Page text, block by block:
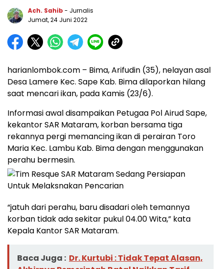
Ach. Sahib - Jurnalis
Jumat, 24 Juni 2022
harianlombok.com – Bima, Arifudin (35), nelayan asal
Desa Lamere Kec. Sape Kab. Bima dilaporkan hilang
saat mencari ikan, pada Kamis (23/6).
Informasi awal disampaikan Petugaa Pol Airud Sape,
kekantor SAR Mataram, korban bersama tiga
rekannya pergi memancing ikan di perairan Toro
Maria Kec. Lambu Kab. Bima dengan menggunakan
perahu bermesin.
“jatuh dari perahu, baru disadari oleh temannya
korban tidak ada sekitar pukul 04.00 Wita,” kata
Kepala Kantor SAR Mataram.
Baca Juga : Dr. Kurtubi : Tidak Tepat Alasan,